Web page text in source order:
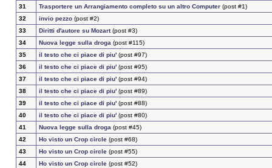
31
Trasportere un Arrangiamento completo su un altro Computer(post #1)
32
invio pezzo (post #2)
33
Diritti d'autore su Mozart(post #3)
34
Nuova legge sulla droga(post #115)
35
il testo che ci piace di piu'(post #97)
36
il testo che ci piace di piu'(post #95)
37
il testo che ci piace di piu'(post #94)
38
il testo che ci piace di piu'(post #89)
39
il testo che ci piace di piu'(post #88)
40
il testo che ci piace di piu'(post #80)
41
Nuova legge sulla droga(post #45)
42
Ho visto un Crop circle(post #68)
43
Ho visto un Crop circle(post #55)
44
Ho visto un Crop circle(post #52)